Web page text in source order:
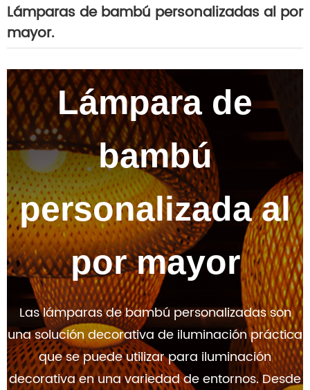
Lámparas de bambú personalizadas al por
mayor.
Lámpara de
bambú
personalizada al
por mayor
Las lámparas de bambú personalizadas son
una solución decorativa de iluminación práctica
que se puede utilizar para iluminación
decorativa en una variedad de entornos. Desde